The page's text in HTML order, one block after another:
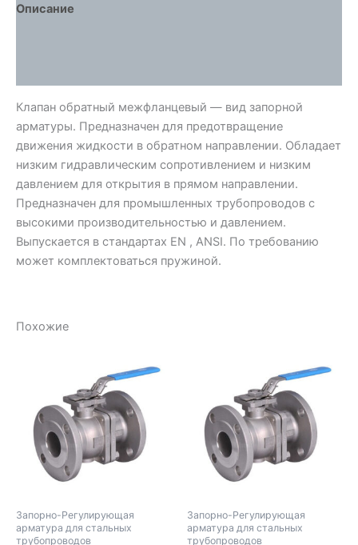
Описание
Клапан обратный межфланцевый — вид запорной
арматуры. Предназначен для предотвращение
движения жидкости в обратном направлении. Обладает
низким гидравлическим сопротивлением и низким
давлением для открытия в прямом направлении.
Предназначен для промышленных трубопроводов с
высокими производительностью и давлением.
Выпускается в стандартах EN , ANSI. По требованию
может комплектоваться пружиной.
Похожие
Запорно-Регулирующая
арматура для стальных
трубопроводов
Запорно-Регулирующая
арматура для стальных
трубопроводов